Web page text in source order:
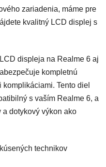
zariadenia, máme pre
ájdete kvalitný LCD displej s
displeja na Realme 6 aj
kompletnú
Tento diel
s vaším Realme 6, a
dotykový výkon ako
technikov